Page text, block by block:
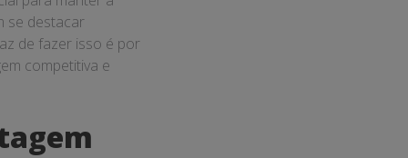
se destacar
de fazer isso é por
competitiva e